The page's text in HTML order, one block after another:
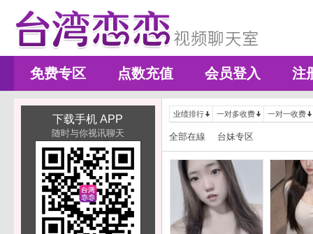
免费专区 点数充值 会员登入 注
下载手机 APP
随时与你视讯聊天
业绩排行 一对多收费 一对一收费
全部在線 台妹专区